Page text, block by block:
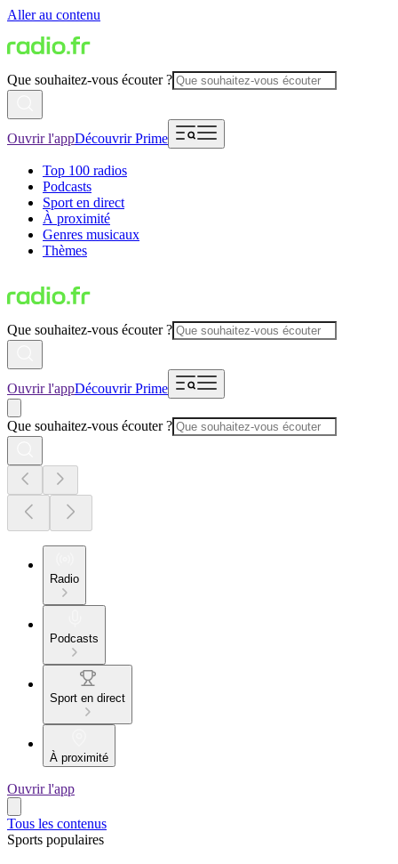
Aller au contenu
Que souhaitez-vous écouter ?
Ouvrir l'appDécouvrir Prime
Top 100 radios
Podcasts
Sport en direct
À proximité
Genres musicaux
Thèmes
Que souhaitez-vous écouter ?
Ouvrir l'appDécouvrir Prime
Que souhaitez-vous écouter ?
Radio
Podcasts
Sport en direct
À proximité
Ouvrir l'app
Tous les contenus
Sports populaires